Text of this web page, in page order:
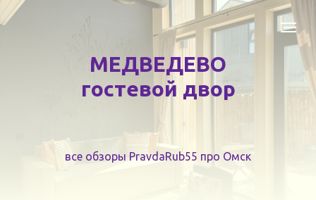
МЕДВЕДЕВО
гостевой двор
все обзоры PravdaRub55 про Омск